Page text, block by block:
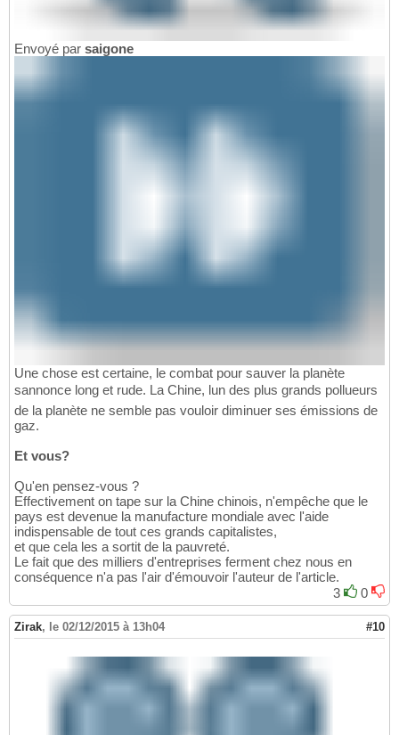
Envoyé par saigone
Une chose est certaine, le combat pour sauver la planète
sannonce long et rude. La Chine, lun des plus grands pollueurs
de la planète ne semble pas vouloir diminuer ses émissions de
gaz.
Et vous?
Qu'en pensez-vous ?
Effectivement on tape sur la Chine chinois, n'empêche que le
pays est devenue la manufacture mondiale avec l'aide
indispensable de tout ces grands capitalistes,
et que cela les a sortit de la pauvreté.
Le fait que des milliers d'entreprises ferment chez nous en
conséquence n'a pas l'air d'émouvoir l'auteur de l'article.
3
0
Zirak, le 02/12/2015 à 13h04 #10